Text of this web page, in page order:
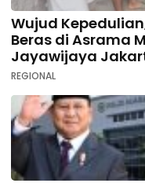
Wujud
Beras di Asrama
Jayawijaya
REGIONAL